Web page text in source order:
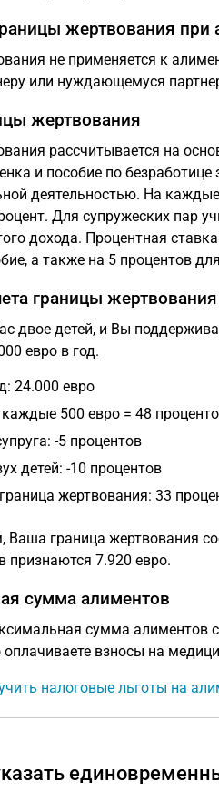
жертвования
не применяется к
или нуждающемуся
жертвования
рассчитывается на
и пособие по
деятельностью. На
Для супружеских пар
дохода. Процентная
а также на 5 процентов
границы жертвования
двое детей, и Вы
евро в год.
24.000 евро
500 евро = 48
-5 процентов
детей: -10 процентов
жертвования: 33
граница жертвования
признаются 7.920 евро.
сумма алиментов
сумма алиментов
взносы на
налоговые льготы на